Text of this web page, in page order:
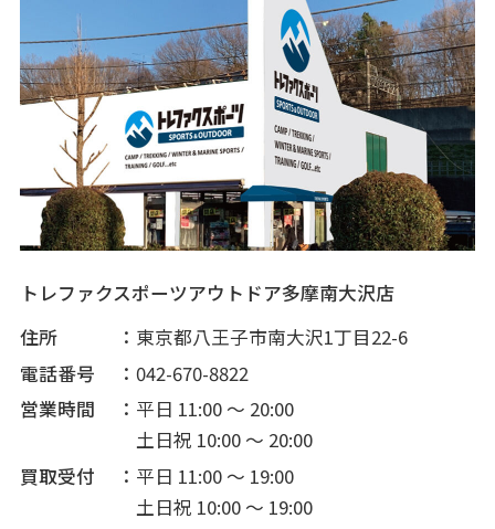
トレファクスポーツアウトドア多摩南大沢店
住所
東京都八王子市南大沢1丁目22-6
電話番号
042-670-8822
営業時間
平日 11:00 ～ 20:00
土日祝 10:00 ～ 20:00
買取受付
平日 11:00 ～ 19:00
土日祝 10:00 ～ 19:00